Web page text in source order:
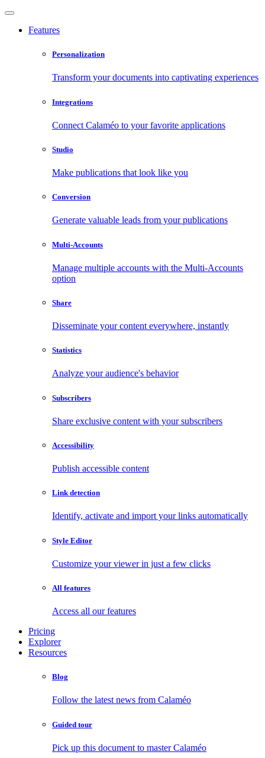
Features
Personalization
Transform your documents into captivating experiences
Integrations
Connect Calaméo to your favorite applications
Studio
Make publications that look like you
Conversion
Generate valuable leads from your publications
Multi-Accounts
Manage multiple accounts with the Multi-Accounts
option
Share
Disseminate your content everywhere, instantly
Statistics
Analyze your audience's behavior
Subscribers
Share exclusive content with your subscribers
Accessibility
Publish accessible content
Link detection
Identify, activate and import your links automatically
Style Editor
Customize your viewer in just a few clicks
All features
Access all our features
Pricing
Explorer
Resources
Blog
Follow the latest news from Calaméo
Guided tour
Pick up this document to master Calaméo